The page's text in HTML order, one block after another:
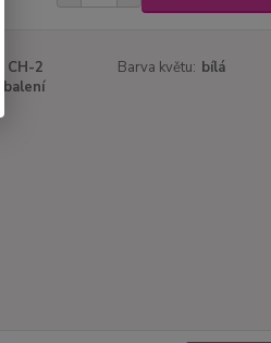
CH-2 Barva květu: bílá
balení